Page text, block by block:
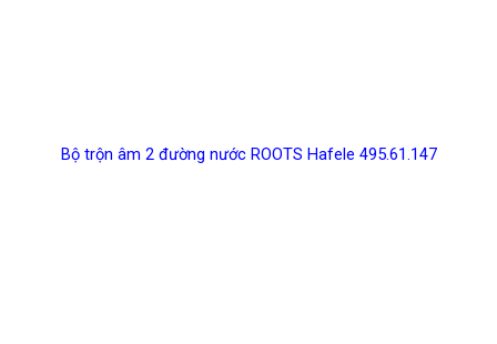
Bộ trộn âm 2 đường nước ROOTS Hafele 495.61.147